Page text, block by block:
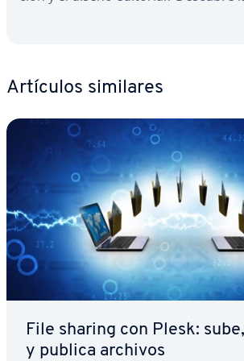
Artículos similares
File sharing con Plesk:
y publica archivos